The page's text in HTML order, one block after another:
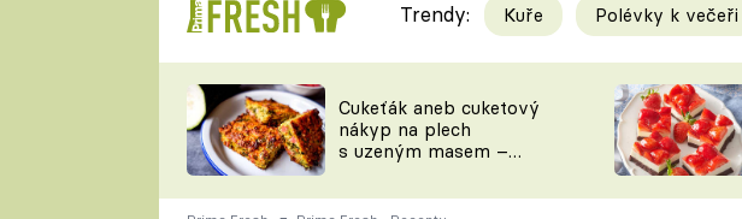
Videorecepty
TEĎ VAŘÍ ŠÉF!
ČESKO NA TALÍŘI
Tipy
KAM
Trendy: Kuře Polévky k večeři
Cukeťák aneb cuketový
nákyp na plech
s uzeným masem –
zpracovat přerostlé